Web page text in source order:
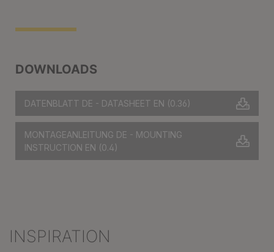
DOWNLOADS
DATENBLATT DE - DATASHEET EN (0.36)
MONTAGEANLEITUNG DE - MOUNTING
INSTRUCTION EN (0.4)
Produktgalerie überspringen
INSPIRATION